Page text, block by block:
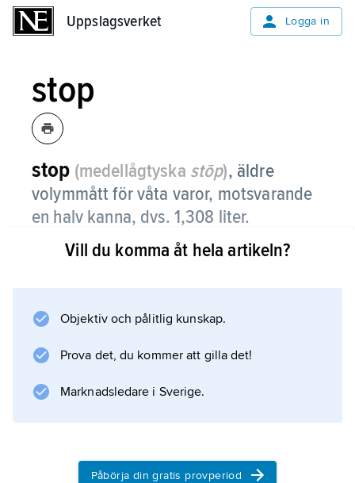
Uppslagsverket Logga in
stop
stop (medellågtyska stōp), äldre
volymmått för våta varor, motsvarande
en halv kanna, dvs. 1,308 liter.
Information om artikeln
Vill du komma åt hela artikeln?
Objektiv och pålitlig kunskap.
Prova det, du kommer att gilla det!
Marknadsledare i Sverige.
Påbörja din gratis provperiod